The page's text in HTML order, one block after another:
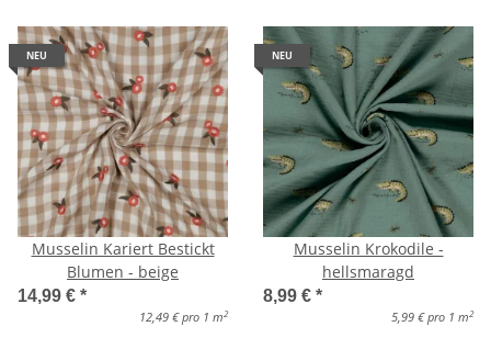
NEU
Musselin Kariert Bestickt
Blumen - beige
14,99 € *
12,49 € pro 1 m 2
NEU
Musselin Krokodile -
hellsmaragd
8,99 € *
5,99 € pro 1 m 2